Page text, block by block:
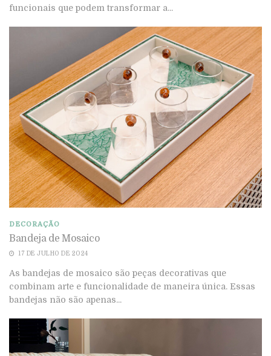
funcionais que podem transformar a...
DECORAÇÃO
Bandeja de Mosaico
17 DE JULHO DE 2024
As bandejas de mosaico são peças decorativas que
combinam arte e funcionalidade de maneira única. Essas
bandejas não são apenas...